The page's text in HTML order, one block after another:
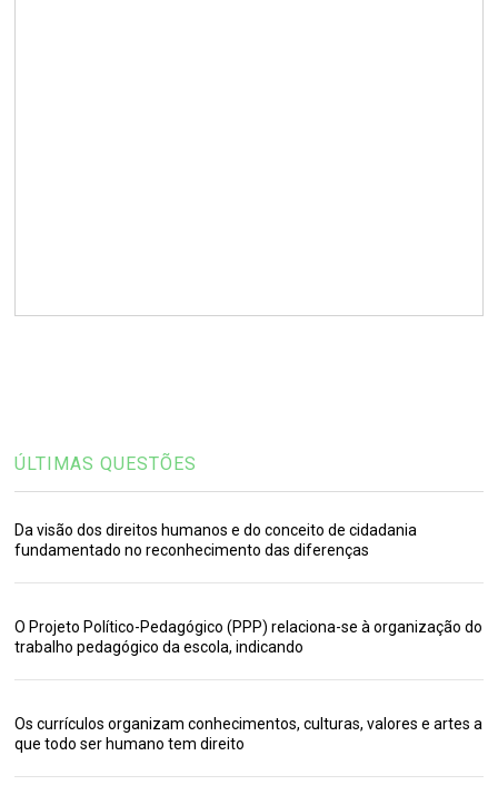
ÚLTIMAS QUESTÕES
Da visão dos direitos humanos e do conceito de cidadania
fundamentado no reconhecimento das diferenças
O Projeto Político-Pedagógico (PPP) relaciona-se à organização do
trabalho pedagógico da escola, indicando
Os currículos organizam conhecimentos, culturas, valores e artes a
que todo ser humano tem direito